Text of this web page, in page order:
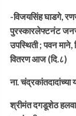
-विजयसिंह घाडगे,
पुरस्कारलेफ्टनंट
उपस्थिती ; पवन माने,
वितरण आज (दि.८)
ना. चंद्रकांतदादांच्या
श्रीमंत दगडूशेठ